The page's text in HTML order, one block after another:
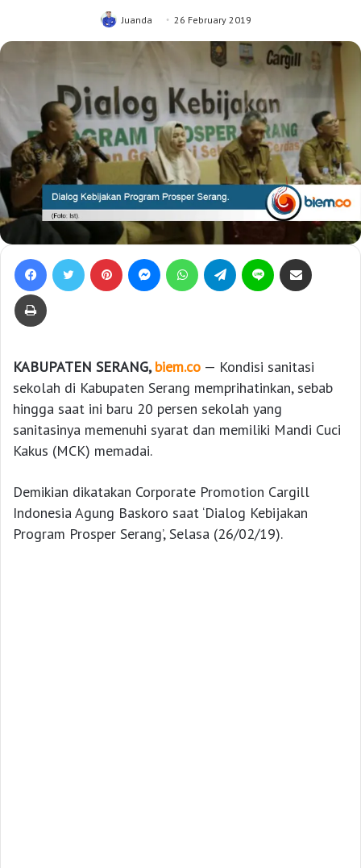
Juanda 26 February 2019
KABUPATEN SERANG,biem.co — Kondisi sanitasi
sekolah di Kabupaten Serang memprihatinkan, sebab
hingga saat ini baru 20 persen sekolah yang
sanitasinya memenuhi syarat dan memiliki Mandi Cuci
Kakus (MCK) memadai.
Demikian dikatakan Corporate Promotion Cargill
Indonesia Agung Baskoro saat ‘Dialog Kebijakan
Program Prosper Serang’, Selasa (26/02/19).